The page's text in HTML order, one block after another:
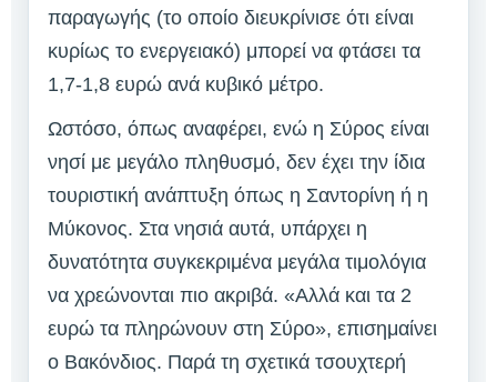
παραγωγής (το οποίο διευκρίνισε ότι είναι
κυρίως το ενεργειακό) μπορεί να φτάσει τα
1,7-1,8 ευρώ ανά κυβικό μέτρο.
Ωστόσο, όπως αναφέρει, ενώ η Σύρος είναι
νησί με μεγάλο πληθυσμό, δεν έχει την ίδια
τουριστική ανάπτυξη όπως η Σαντορίνη ή η
Μύκονος. Στα νησιά αυτά, υπάρχει η
δυνατότητα συγκεκριμένα μεγάλα τιμολόγια
να χρεώνονται πιο ακριβά. «Αλλά και τα 2
ευρώ τα πληρώνουν στη Σύρο», επισημαίνει
ο Βακόνδιος. Παρά τη σχετικά τσουχτερή